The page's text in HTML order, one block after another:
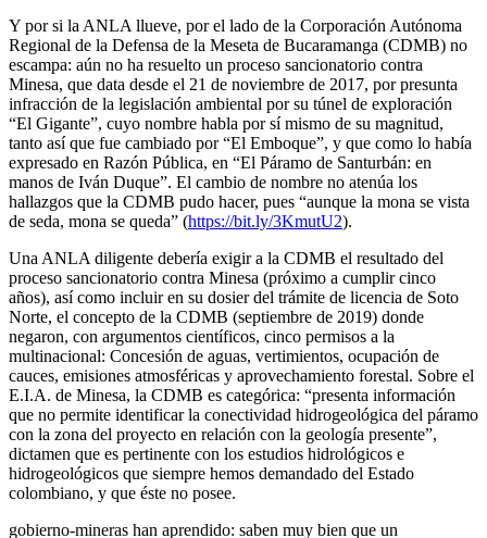
Y por si la ANLA llueve, por el lado de la Corporación Autónoma
Regional de la Defensa de la Meseta de Bucaramanga (CDMB) no
escampa: aún no ha resuelto un proceso sancionatorio contra
Minesa, que data desde el 21 de noviembre de 2017, por presunta
infracción de la legislación ambiental por su túnel de exploración
“El Gigante”, cuyo nombre habla por sí mismo de su magnitud,
tanto así que fue cambiado por “El Emboque”, y que como lo había
expresado en Razón Pública, en “El Páramo de Santurbán: en
manos de Iván Duque”. El cambio de nombre no atenúa los
hallazgos que la CDMB pudo hacer, pues “aunque la mona se vista
de seda, mona se queda” (https://bit.ly/3KmutU2).
Una ANLA diligente debería exigir a la CDMB el resultado del
proceso sancionatorio contra Minesa (próximo a cumplir cinco
años), así como incluir en su dosier del trámite de licencia de Soto
Norte, el concepto de la CDMB (septiembre de 2019) donde
negaron, con argumentos científicos, cinco permisos a la
multinacional: Concesión de aguas, vertimientos, ocupación de
cauces, emisiones atmosféricas y aprovechamiento forestal. Sobre el
E.I.A. de Minesa, la CDMB es categórica: “presenta información
que no permite identificar la conectividad hidrogeológica del páramo
con la zona del proyecto en relación con la geología presente”,
dictamen que es pertinente con los estudios hidrológicos e
hidrogeológicos que siempre hemos demandado del Estado
colombiano, y que éste no posee.
gobierno-mineras han aprendido: saben muy bien que un